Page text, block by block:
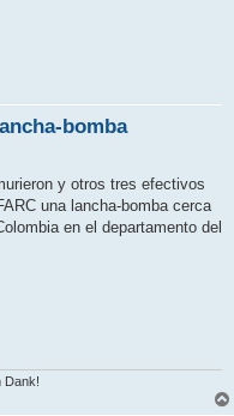
bomba
y otros tres efectivos
una lancha-bomba cerca
en el departamento del
Dank!